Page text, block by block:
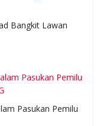
Bangkit Lawan
Pasukan Pemilu